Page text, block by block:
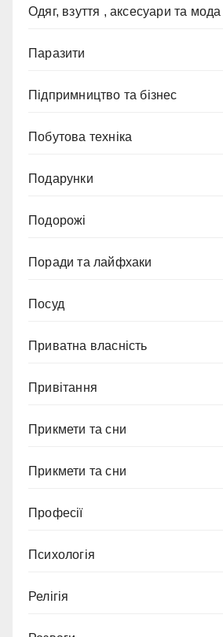
Одяг, взуття , аксесуари та мода
Паразити
Підпримництво та бізнес
Побутова техніка
Подарунки
Подорожі
Поради та лайфхаки
Посуд
Приватна власність
Привітання
Прикмети та сни
Прикмети та сни
Професії
Психологія
Релігія